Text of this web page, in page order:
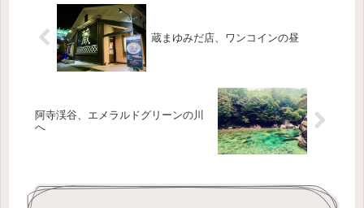
蔵まゆみだ店、ワンコインの昼
阿寺渓谷、エメラルドグリーンの川
へ